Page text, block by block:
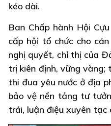
kéo dài.
Ban Chấp hành Hội
cấp hội tổ chức cho
nghị quyết, chỉ thị của
trị kiên định, vững vàng;
thi đua yêu nước ở địa
bảo vệ nền tảng tư
trái, luận điệu xuyên tạc